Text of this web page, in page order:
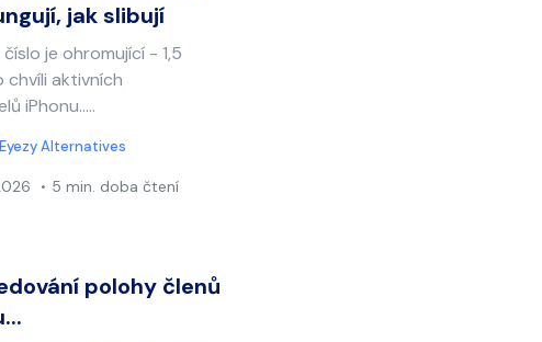
jak slibují
je ohromující - 1,5
chvíli aktivních
iPhonu.....
Eyezy Alternatives
5 min. doba čtení
polohy členů